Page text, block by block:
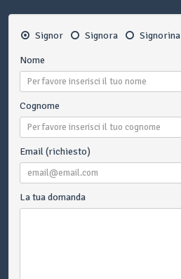
Signor Signora Signorina
Nome
Cognome
Email (richiesto)
La tua domanda